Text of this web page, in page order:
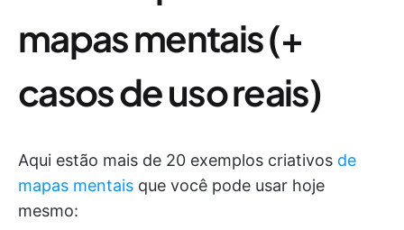
mapas mentais (+
casos de uso reais)
Aqui estão mais de 20 exemplos criativos de
mapas mentais que você pode usar hoje
mesmo: